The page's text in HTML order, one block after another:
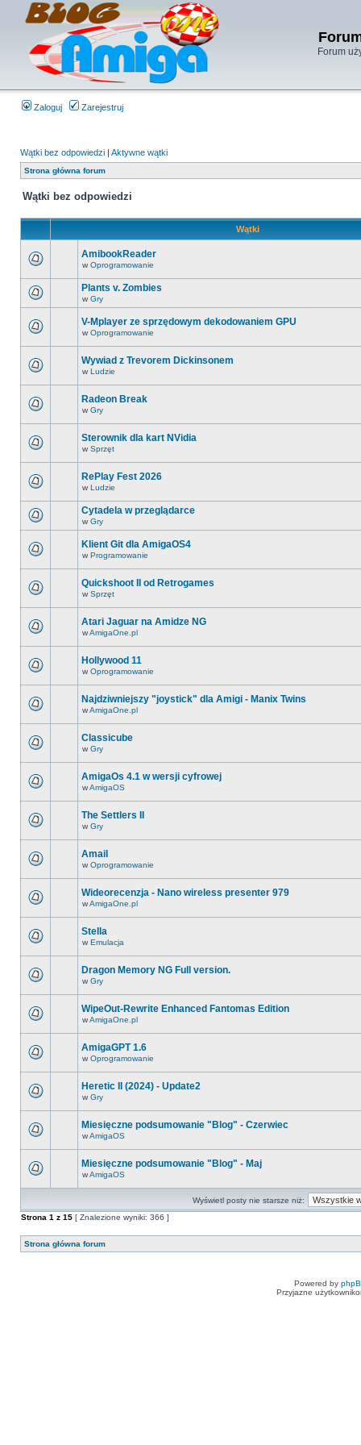
Forum
Zaloguj Zarejestruj
Wątki bez odpowiedzi | Aktywne wątki
Strona główna forum
Wątki bez odpowiedzi
Wątki
AmibookReader
w Oprogramowanie
Plants v. Zombies
w Gry
V-Mplayer ze sprzędowym dekodowaniem GPU
w Oprogramowanie
Wywiad z Trevorem Dickinsonem
w Ludzie
Radeon Break
w Gry
Sterownik dla kart NVidia
w Sprzęt
RePlay Fest 2026
w Ludzie
Cytadela w przeglądarce
w Gry
Klient Git dla AmigaOS4
w Programowanie
Quickshoot II od Retrogames
w Sprzęt
Atari Jaguar na Amidze NG
wAmigaOne.pl
Hollywood 11
w Oprogramowanie
Najdziwniejszy "joystick" dla Amigi - Manix Twins
wAmigaOne.pl
Classicube
w Gry
AmigaOs 4.1 w wersji cyfrowej
wAmigaOS
The Settlers II
w Gry
Amail
w Oprogramowanie
Wideorecenzja - Nano wireless presenter 979
wAmigaOne.pl
Stella
w Emulacja
Dragon Memory NG Full version.
w Gry
WipeOut-Rewrite Enhanced Fantomas Edition
wAmigaOne.pl
AmigaGPT 1.6
w Oprogramowanie
Heretic II (2024) - Update2
w Gry
Miesięczne podsumowanie "Blog" - Czerwiec
wAmigaOS
Miesięczne podsumowanie "Blog" - Maj
wAmigaOS
Wyświetl posty nie starsze niż:
Strona 1 z 15 [ Znalezione wyniki: 366 ]
Strona główna forum
Powered by
Przyjazne